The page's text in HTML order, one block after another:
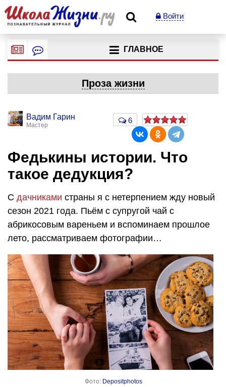
Войти
ГЛАВНОЕ
Проза жизни
Вадим Гарин
Мастер
6
Федькины истории. Что
такое дедукция?
С дачниками страны я с нетерпением жду новый
сезон 2021 года. Пьём с супругой чай с
абрикосовым вареньем и вспоминаем прошлое
лето, рассматриваем фотографии…
Фото: Depositphotos